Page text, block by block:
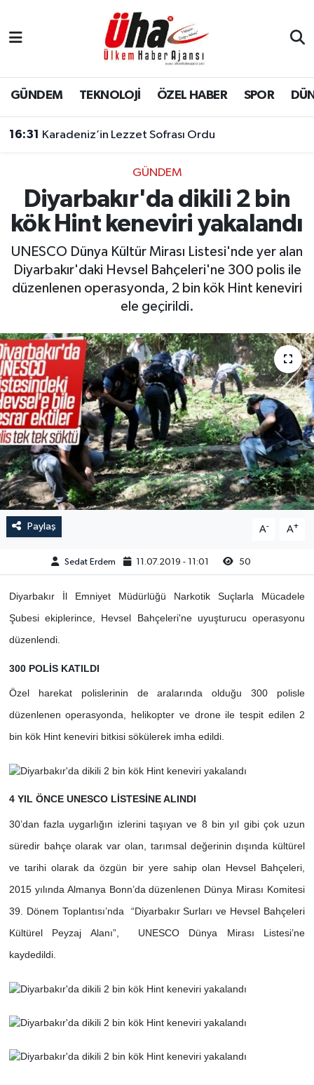
GÜNDEM TEKNOLOJİ ÖZEL HABER SPOR
16:31 Karadeniz’in Lezzet Sofrası Ordu
GÜNDEM
Diyarbakır'da dikili 2 bin
kök Hint keneviri yakalandı
UNESCO Dünya Kültür Mirası Listesi'nde yer alan
Diyarbakır'daki Hevsel Bahçeleri'ne 300 polis ile
düzenlenen operasyonda, 2 bin kök Hint keneviri
ele geçirildi.
Paylaş A- A+
Sedat Erdem 11.07.2019 - 11:01 50
Diyarbakır İl Emniyet Müdürlüğü Narkotik Suçlarla Mücadele
Şubesi ekiplerince, Hevsel Bahçeleri'ne uyuşturucu operasyonu
düzenlendi.
300 POLİS KATILDI
Özel harekat polislerinin de aralarında olduğu 300 polisle
düzenlenen operasyonda, helikopter ve drone ile tespit edilen 2
bin kök Hint keneviri bitkisi sökülerek imha edildi.
4 YIL ÖNCE UNESCO LİSTESİNE ALINDI
30’dan fazla uygarlığın izlerini taşıyan ve 8 bin yıl gibi çok uzun
süredir bahçe olarak var olan, tarımsal değerinin dışında kültürel
ve tarihi olarak da özgün bir yere sahip olan Hevsel Bahçeleri,
2015 yılında Almanya Bonn’da düzenlenen Dünya Mirası Komitesi
39. Dönem Toplantısı’nda “Diyarbakır Surları ve Hevsel Bahçeleri
Kültürel Peyzaj Alanı”, UNESCO Dünya Mirası Listesi’ne
kaydedildi.
İstanbul Nöbetçi Eczaneler
İstanbul Hava Durumu
Süper Lig Puan Durumu ve Fikstür
Tüm Manşetler
Son Dakika Haberleri